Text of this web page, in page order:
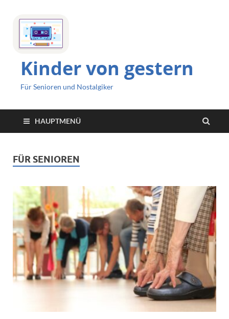
Kinder von gestern
Für Senioren und Nostalgiker
HAUPTMENÜ
FÜR SENIOREN